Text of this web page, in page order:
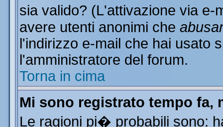
sia valido? (L'attivazione via
avere utenti anonimi che
l'indirizzo e-mail che hai usato
l'amministratore del forum.
Torna in cima
Mi sono registrato tempo
Le ragioni pi� probabili sono: